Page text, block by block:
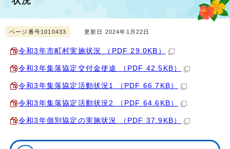
ページ番号1010433 更新日 2024年1月22日
令和3年市町村実施状況 （PDF 29.0KB）
令和3年集落協定交付金使途 （PDF 42.5KB）
令和3年集落協定活動状況1 （PDF 66.7KB）
令和3年集落協定活動状況2 （PDF 64.6KB）
令和3年個別協定の実施状況 （PDF 37.9KB）